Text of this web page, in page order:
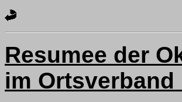
Resumee der
im Ortsverband